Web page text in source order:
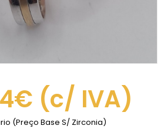
(c/ IVA)
(Preço Base S/ Zirconia)